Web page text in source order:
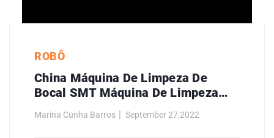
ROBÔ
China Máquina De Limpeza De
Bocal SMT Máquina De Limpeza
Automática Fabricantes
Marina Cunha Barros September 27,2022